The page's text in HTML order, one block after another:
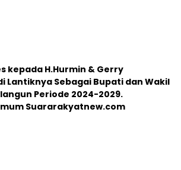
kepada H.Hurmin & Gerry
Lantiknya Sebagai Bupati dan Wakil
Periode 2024-2029.
Suararakyatnew.com